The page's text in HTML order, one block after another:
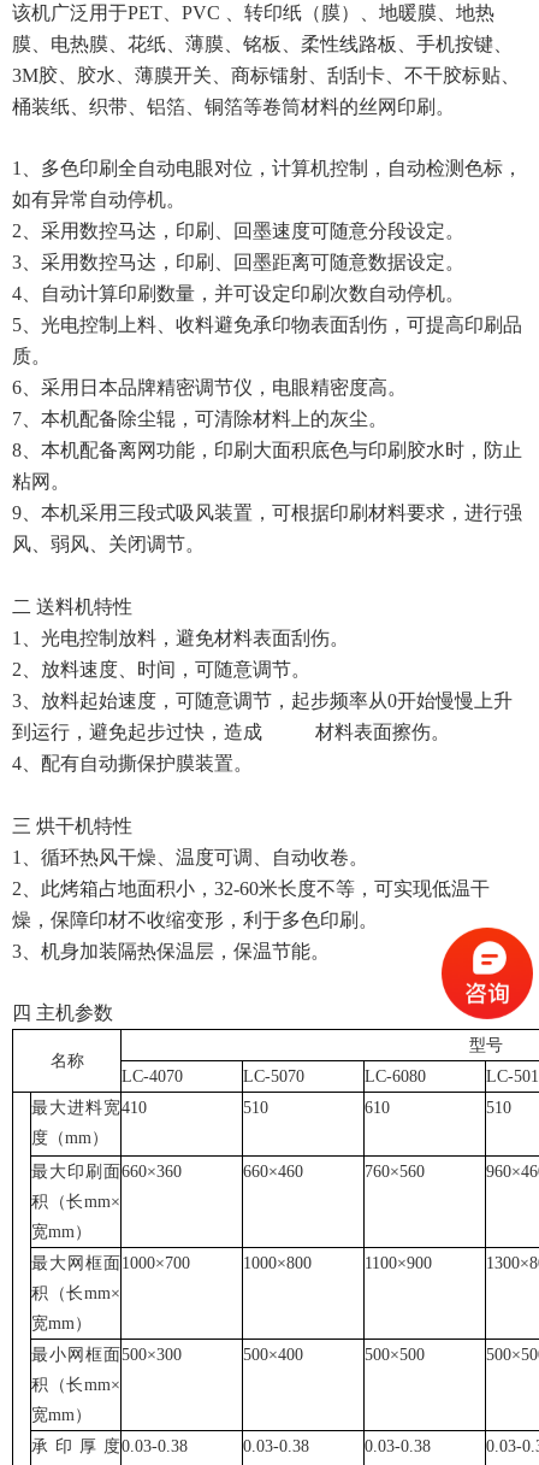
该机广泛用于PET、PVC 、转印纸（膜）、地暖膜、地热
膜、电热膜、花纸、薄膜、铭板、柔性线路板、手机按键、
3M胶、胶水、薄膜开关、商标镭射、刮刮卡、不干胶标贴、
桶装纸、织带、铝箔、铜箔等卷筒材料的丝网印刷。
1、多色印刷全自动电眼对位，计算机控制，自动检测色标，
如有异常自动停机。
2、采用数控马达，印刷、回墨速度可随意分段设定。
3、采用数控马达，印刷、回墨距离可随意数据设定。
4、自动计算印刷数量，并可设定印刷次数自动停机。
5、光电控制上料、收料避免承印物表面刮伤，可提高印刷品
质。
6、采用日本品牌精密调节仪，电眼精密度高。
7、本机配备除尘辊，可清除材料上的灰尘。
8、本机配备离网功能，印刷大面积底色与印刷胶水时，防止
粘网。
9、本机采用三段式吸风装置，可根据印刷材料要求，进行强
风、弱风、关闭调节。
二 送料机特性
1、光电控制放料，避免材料表面刮伤。
2、放料速度、时间，可随意调节。
3、放料起始速度，可随意调节，起步频率从0开始慢慢上升
到运行，避免起步过快，造成 材料表面擦伤。
4、配有自动撕保护膜装置。
三 烘干机特性
1、循环热风干燥、温度可调、自动收卷。
2、此烤箱占地面积小，32-60米长度不等，可实现低温干
燥，保障印材不收缩变形，利于多色印刷。
3、机身加装隔热保温层，保温节能。
四 主机参数
名称
型号
LC-4070
LC-5070 LC-6080 LC-
最大进料宽
度（mm）
410 510 610 510
最大印刷面
积（长mm×
宽mm）
660×360 660×460 760×560
最大网框面
积（长mm×
宽mm）
1000×700 1000×800 1100×900
最小网框面
积（长mm×
宽mm）
500×300 500×400 500×500
承印厚度0.03-0.38 0.03-0.38 0.03-0.38 0.03-